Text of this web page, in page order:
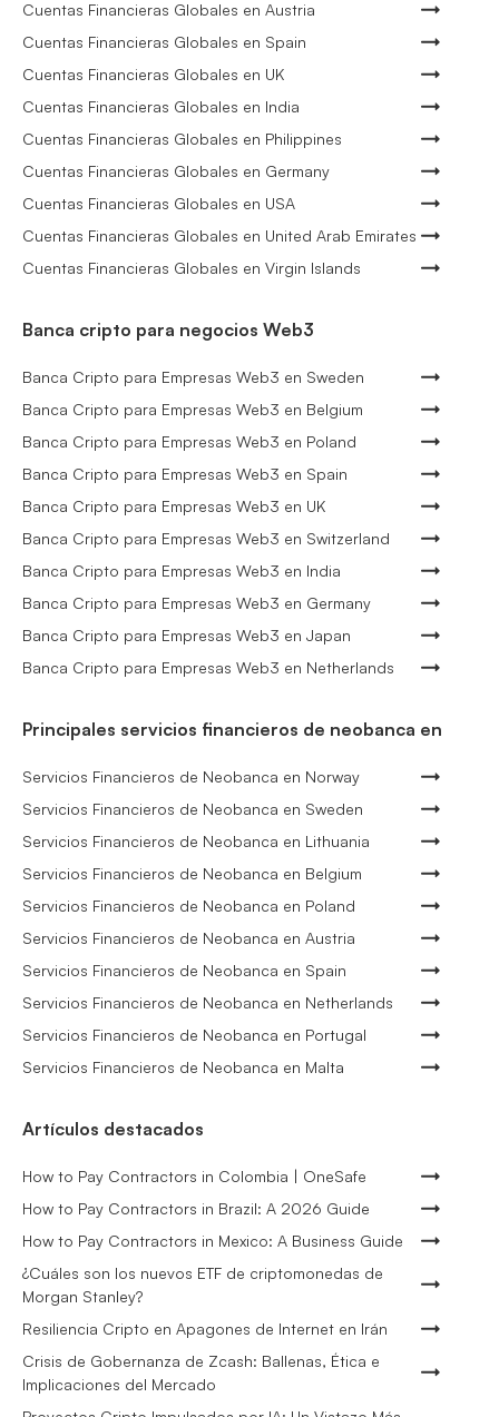
Cuentas Financieras Globales en Austria
Cuentas Financieras Globales en Spain
Cuentas Financieras Globales en UK
Cuentas Financieras Globales en India
Cuentas Financieras Globales en Philippines
Cuentas Financieras Globales en Germany
Cuentas Financieras Globales en USA
Cuentas Financieras Globales en United Arab Emirates
Cuentas Financieras Globales en Virgin Islands
Banca cripto para negocios Web3
Banca Cripto para Empresas Web3 en Sweden
Banca Cripto para Empresas Web3 en Belgium
Banca Cripto para Empresas Web3 en Poland
Banca Cripto para Empresas Web3 en Spain
Banca Cripto para Empresas Web3 en UK
Banca Cripto para Empresas Web3 en Switzerland
Banca Cripto para Empresas Web3 en India
Banca Cripto para Empresas Web3 en Germany
Banca Cripto para Empresas Web3 en Japan
Banca Cripto para Empresas Web3 en Netherlands
Principales servicios financieros de neobanca en
Servicios Financieros de Neobanca en Norway
Servicios Financieros de Neobanca en Sweden
Servicios Financieros de Neobanca en Lithuania
Servicios Financieros de Neobanca en Belgium
Servicios Financieros de Neobanca en Poland
Servicios Financieros de Neobanca en Austria
Servicios Financieros de Neobanca en Spain
Servicios Financieros de Neobanca en Netherlands
Servicios Financieros de Neobanca en Portugal
Servicios Financieros de Neobanca en Malta
Artículos destacados
How to Pay Contractors in Colombia | OneSafe
How to Pay Contractors in Brazil: A 2026 Guide
How to Pay Contractors in Mexico: A Business Guide
¿Cuáles son los nuevos ETF de criptomonedas de
Morgan Stanley?
Resiliencia Cripto en Apagones de Internet en Irán
Crisis de Gobernanza de Zcash: Ballenas, Ética e
Implicaciones del Mercado